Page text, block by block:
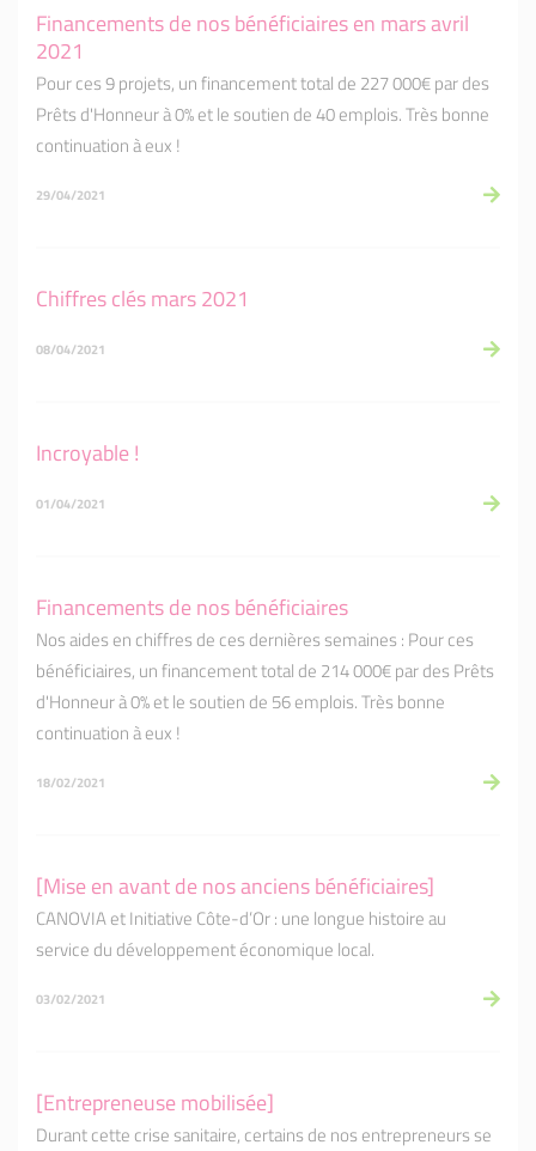
Financements de nos bénéficiaires en mars avril
2021
Pour ces 9 projets, un financement total de 227 000€ par des
Prêts d'Honneur à 0% et le soutien de 40 emplois. Très bonne
continuation à eux !
29/04/2021
Chiffres clés mars 2021
08/04/2021
Incroyable !
01/04/2021
Financements de nos bénéficiaires
Nos aides en chiffres de ces dernières semaines : Pour ces
bénéficiaires, un financement total de 214 000€ par des Prêts
d'Honneur à 0% et le soutien de 56 emplois. Très bonne
continuation à eux !
18/02/2021
[Mise en avant de nos anciens bénéficiaires]
CANOVIA et Initiative Côte-d’Or : une longue histoire au
service du développement économique local.
03/02/2021
[Entrepreneuse mobilisée]
Durant cette crise sanitaire, certains de nos entrepreneurs se